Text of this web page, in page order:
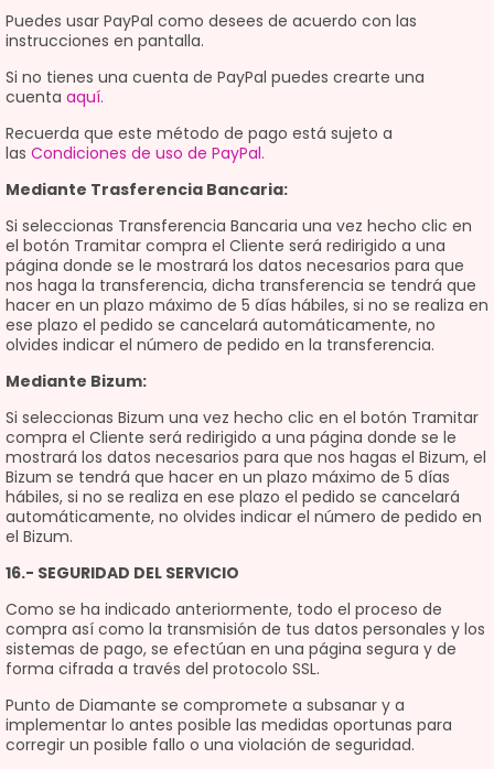
Puedes usar PayPal como desees de acuerdo con las
instrucciones en pantalla.
Si no tienes una cuenta de PayPal puedes crearte una
cuenta aquí.
Recuerda que este método de pago está sujeto a
las Condiciones de uso de PayPal.
Mediante Trasferencia Bancaria:
Si seleccionas Transferencia Bancaria una vez hecho clic en
el botón Tramitar compra el Cliente será redirigido a una
página donde se le mostrará los datos necesarios para que
nos haga la transferencia, dicha transferencia se tendrá que
hacer en un plazo máximo de 5 días hábiles, si no se realiza en
ese plazo el pedido se cancelará automáticamente, no
olvides indicar el número de pedido en la transferencia.
Mediante Bizum:
Si seleccionas Bizum una vez hecho clic en el botón Tramitar
compra el Cliente será redirigido a una página donde se le
mostrará los datos necesarios para que nos hagas el Bizum, el
Bizum se tendrá que hacer en un plazo máximo de 5 días
hábiles, si no se realiza en ese plazo el pedido se cancelará
automáticamente, no olvides indicar el número de pedido en
el Bizum.
16.- SEGURIDAD DEL SERVICIO
Como se ha indicado anteriormente, todo el proceso de
compra así como la transmisión de tus datos personales y los
sistemas de pago, se efectúan en una página segura y de
forma cifrada a través del protocolo SSL.
Punto de Diamante se compromete a subsanar y a
implementar lo antes posible las medidas oportunas para
corregir un posible fallo o una violación de seguridad.